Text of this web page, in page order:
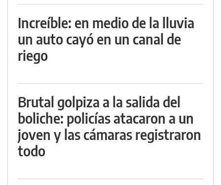
Increíble: en medio de la lluvia
un auto cayó en un canal de
riego
Brutal golpiza a la salida del
boliche: policías atacaron a un
joven y las cámaras registraron
todo